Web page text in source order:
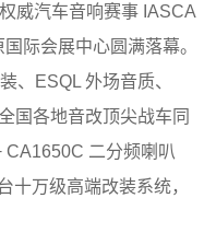
威汽车音响赛事 IASCA
际会展中心圆满落幕。
、ESQL 外场音质、
国各地音改顶尖战车同
CA1650C 二分频喇叭
十万级高端改装系统，